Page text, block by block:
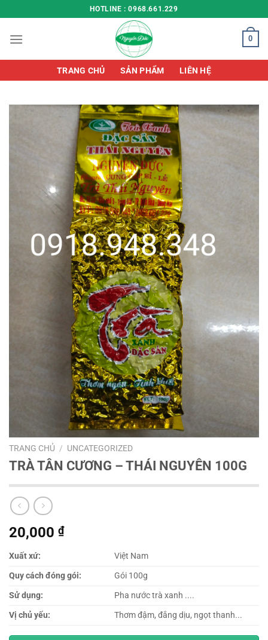
đến
nội
HOTLINE : 0968.661.229
0
TRANG CHỦ SẢN PHẨM LIÊN HỆ
TRANG CHỦ / UNCATEGORIZED
TRÀ TÂN CƯƠNG – THÁI NGUYÊN 100G
20,000 ₫
Xuất xứ:
Việt Nam
Quy cách đóng gói:
Gói 100g
Sử dụng:
Pha nước trà xanh ....
Vị chủ yếu:
Thơm đậm, đắng dịu, ngọt thanh...